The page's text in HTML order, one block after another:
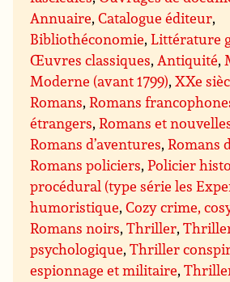
Annuaire,Catalogue éditeur,
Bibliothéconomie,Littérature
Œuvres classiques, Antiquité,
Moderne (avant 1799),XXe
Romans,Romans
étrangers,Romans et
Romans d’aventures,Romans
Romans policiers,Policier
procédural (type série les
humoristique,Cozy crime,
Romans noirs,Thriller,
psychologique,Thriller
espionnage et militaire,